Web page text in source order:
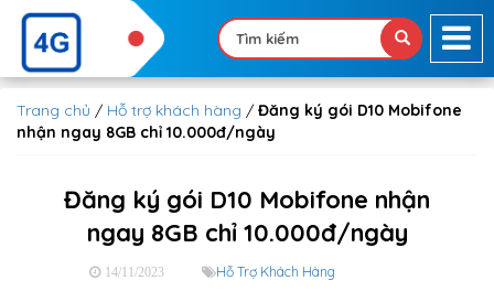
Trang chủ / Hỗ trợ khách hàng / Đăng ký gói D10 Mobifone
nhận ngay 8GB chỉ 10.000đ/ngày
Đăng ký gói D10 Mobifone nhận
ngay 8GB chỉ 10.000đ/ngày
14/11/2023 Hỗ Trợ Khách Hàng